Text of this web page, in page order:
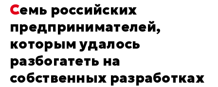
Отдельный вход \ Левый торец здания
Пн-пт. с 9:30 до 18:30 (по Хбк)
info@lred.ru
Все контакты
Семь российских
предпринимателей,
которым удалось
разбогатеть на
собственных разработках